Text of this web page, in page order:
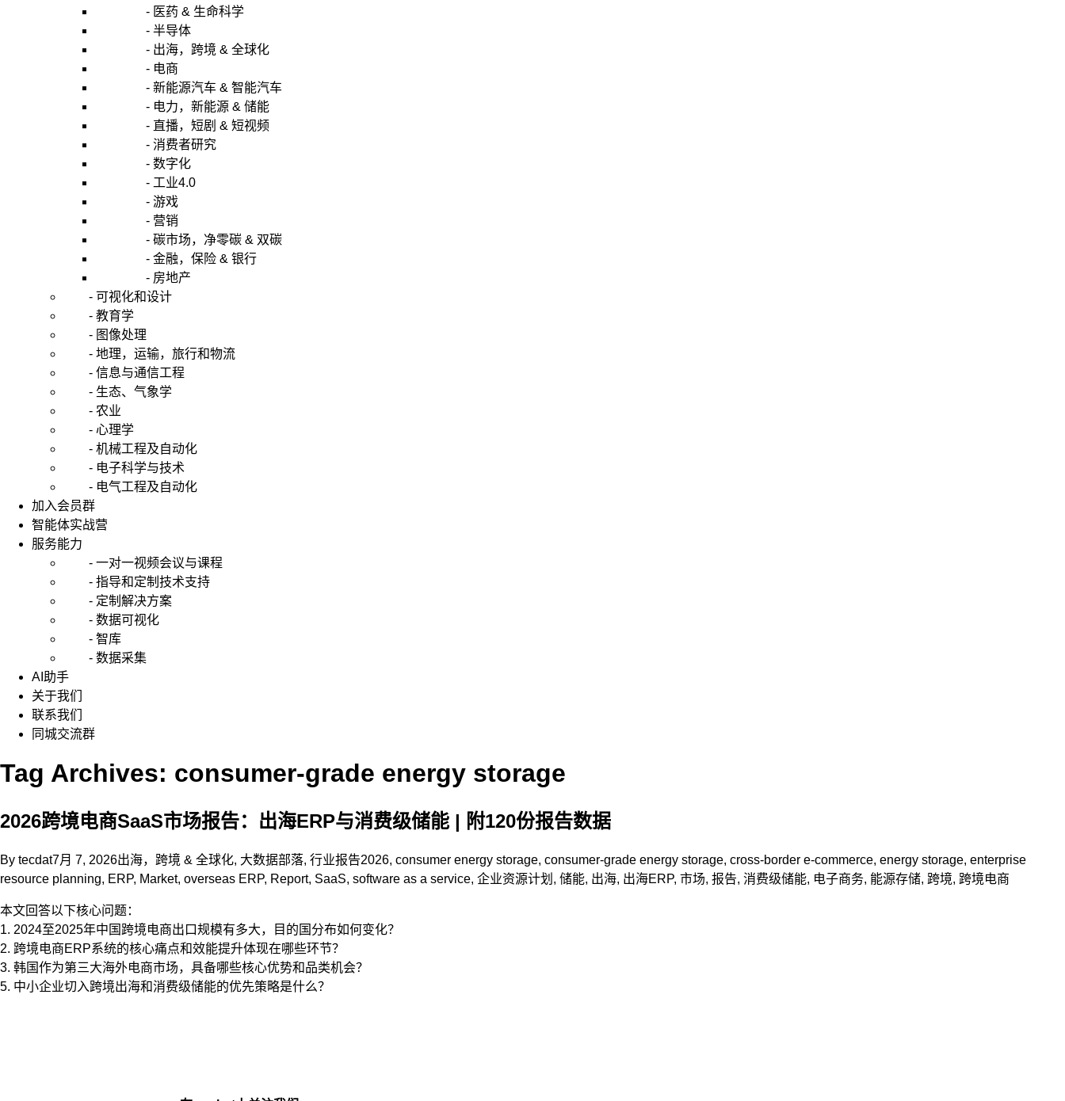
- 医药 & 生命科学
- 半导体
- 出海，跨境 & 全球化
- 电商
- 新能源汽车 & 智能汽车
- 电力，新能源 & 储能
- 直播，短剧 & 短视频
- 消费者研究
- 数字化
- 工业4.0
- 游戏
- 营销
- 碳市场，净零碳 & 双碳
- 金融，保险 & 银行
- 房地产
- 可视化和设计
- 教育学
- 图像处理
- 地理，运输，旅行和物流
- 信息与通信工程
- 生态、气象学
- 农业
- 心理学
- 机械工程及自动化
- 电子科学与技术
- 电气工程及自动化
加入会员群
智能体实战营
服务能力
- 一对一视频会议与课程
- 指导和定制技术支持
- 定制解决方案
- 数据可视化
- 智库
- 数据采集
AI助手
关于我们
联系我们
同城交流群
Tag Archives: consumer-grade energy storage
2026跨境电商SaaS市场报告：出海ERP与消费级储能 | 附120份报告数据
By tecdat7月 7, 2026出海，跨境 & 全球化, 大数据部落, 行业报告2026, consumer energy storage, consumer-grade energy storage, cross-border e-commerce, energy storage, enterprise
resource planning, ERP, Market, overseas ERP, Report, SaaS, software as a service, 企业资源计划 , 储能, 出海, 出海ERP, 市场, 报告, 消费级储能, 电子商务, 能源存储, 跨境, 跨境电商
本文回答以下核心问题：
1. 2024至2025年中国跨境电商出口规模有多大，目的国分布如何变化？
2. 跨境电商ERP系统的核心痛点和效能提升体现在哪些环节？
3. 韩国作为第三大海外电商市场，具备哪些核心优势和品类机会？
5. 中小企业切入跨境出海和消费级储能的优先策略是什么？